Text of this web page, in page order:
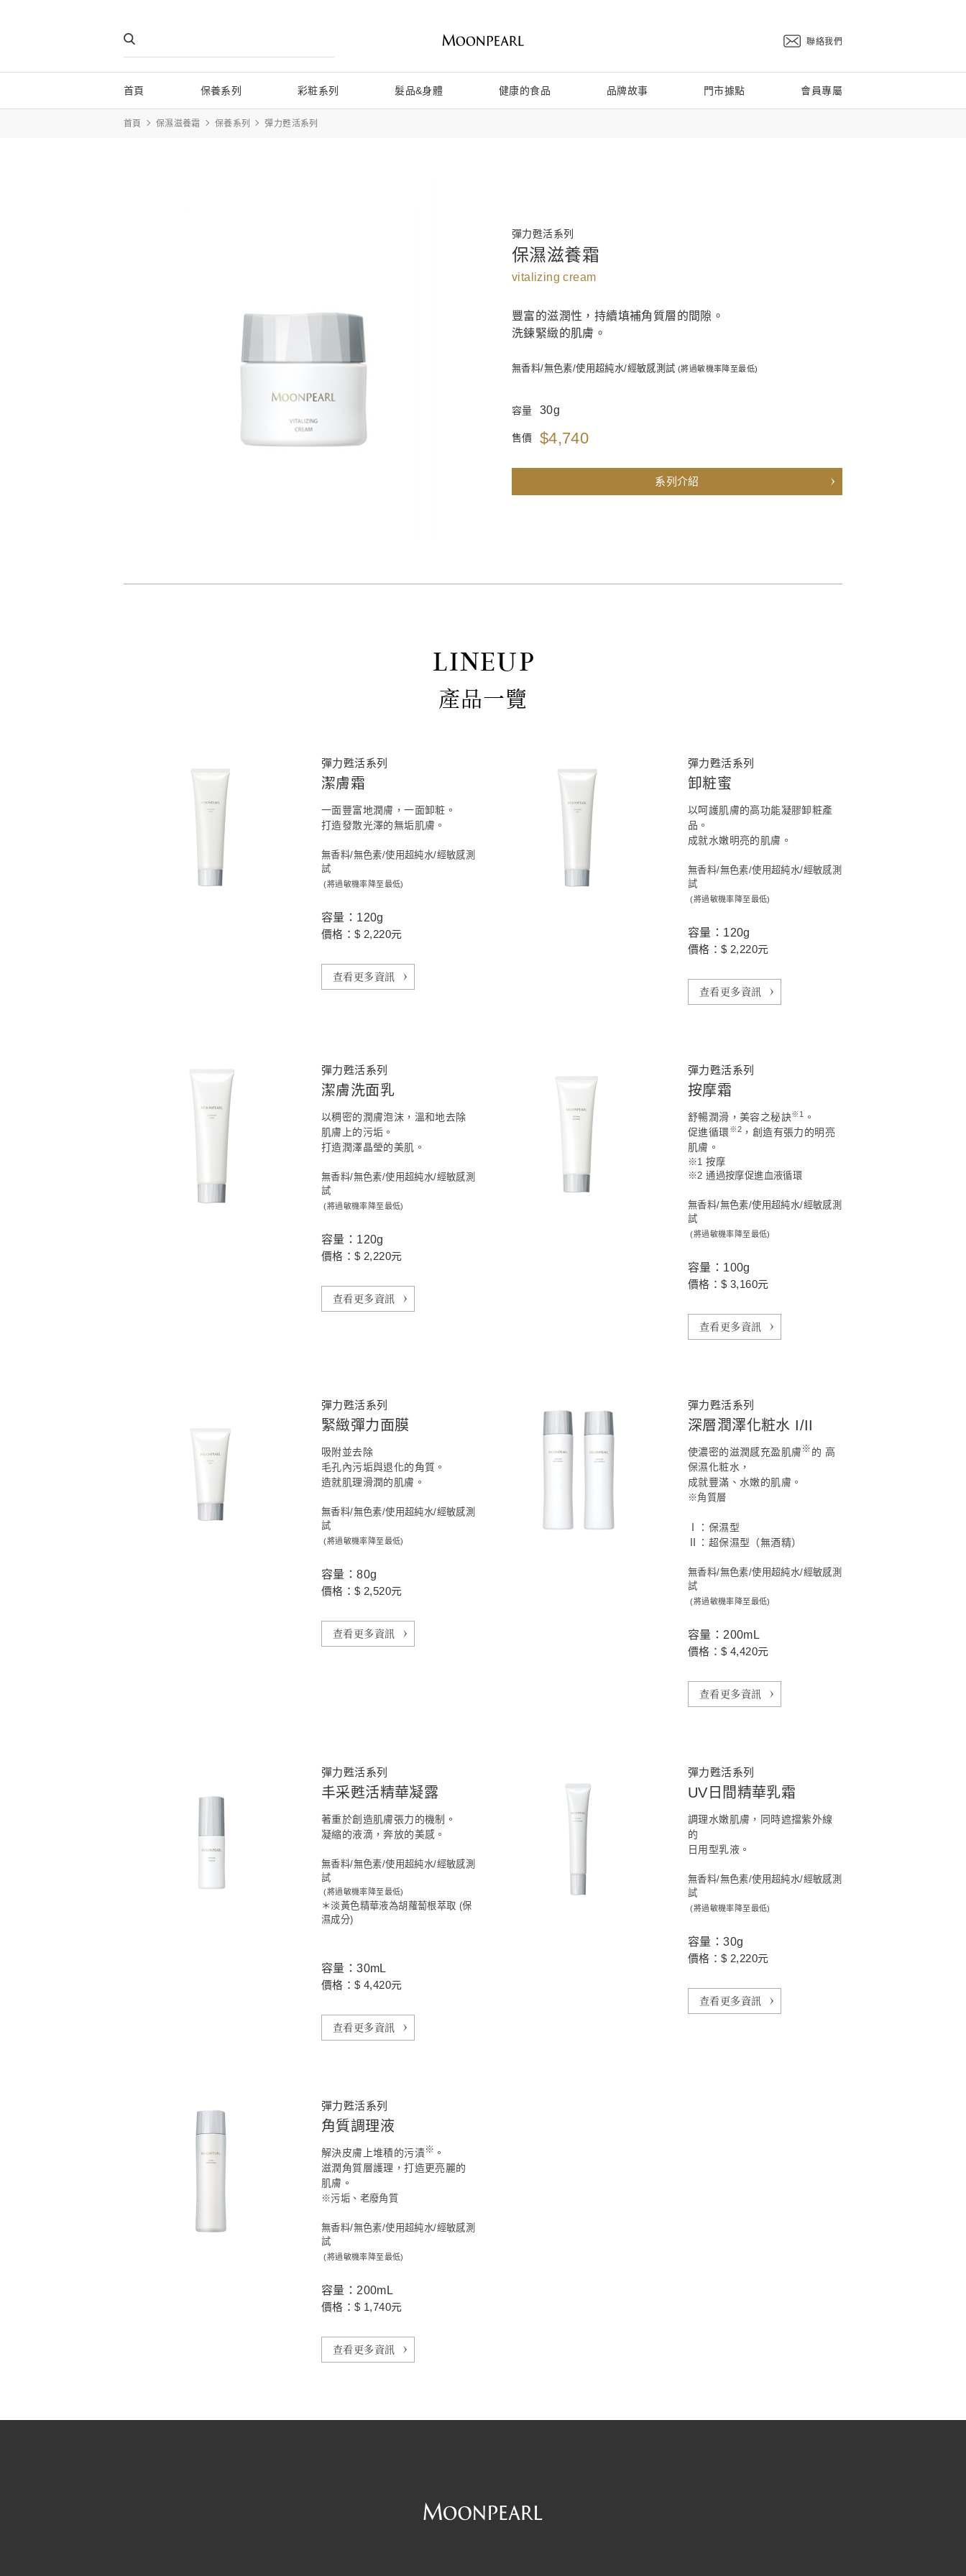
聯絡我們
首頁 保養系列 彩粧系列 髮品&身體 健康的食品 品牌故事 門市據點 會員專屬
首頁 保濕滋養霜 保養系列 彈力甦活系列
彈力甦活系列
保濕滋養霜
vitalizing cream
豐富的滋潤性，持續填補角質層的間隙。
洗鍊緊緻的肌膚。
無香料/無色素/使用超純水/經敏感測試 (將過敏機率降至最低)
容量 30g
售價 $4,740
系列介紹
LINEUP
產品一覽
彈力甦活系列
潔膚霜
一面豐富地潤膚，一面卸粧。
打造發散光澤的無垢肌膚。
無香料/無色素/使用超純水/經敏感測
試
(將過敏機率降至最低)
容量：120g
價格：$ 2,220元
查看更多資訊
彈力甦活系列
卸粧蜜
以呵護肌膚的高功能凝膠卸粧產
品。
成就水嫩明亮的肌膚。
無香料/無色素/使用超純水/經敏感測
試
(將過敏機率降至最低)
容量：120g
價格：$ 2,220元
查看更多資訊
彈力甦活系列
潔膚洗面乳
以稠密的潤膚泡沫，溫和地去除
肌膚上的污垢。
打造潤澤晶瑩的美肌。
無香料/無色素/使用超純水/經敏感測
試
(將過敏機率降至最低)
容量：120g
價格：$ 2,220元
查看更多資訊
彈力甦活系列
按摩霜
舒暢潤滑，美容之秘訣※1
。
促進循環 ※2 ，創造有張力的明亮
肌膚。
※1 按摩
※2 通過按摩促進血液循環
無香料/無色素/使用超純水/經敏感測
試
(將過敏機率降至最低)
容量：100g
價格：$ 3,160元
查看更多資訊
彈力甦活系列
緊緻彈力面膜
吸附並去除
毛孔內污垢與退化的角質。
造就肌理滑潤的肌膚。
無香料/無色素/使用超純水/經敏感測
試
(將過敏機率降至最低)
容量：80g
價格：$ 2,520元
查看更多資訊
彈力甦活系列
深層潤澤化粧水 I/II
使濃密的滋潤感充盈肌膚 ※ 的 高
保濕化粧水，
成就豐滿、水嫩的肌膚。
※角質層
Ⅰ：保濕型
Ⅱ：超保濕型（無酒精）
無香料/無色素/使用超純水/經敏感測
試
(將過敏機率降至最低)
容量：200mL
價格：$ 4,420元
查看更多資訊
彈力甦活系列
丰采甦活精華凝露
著重於創造肌膚張力的機制。
凝縮的液滴，奔放的美感。
無香料/無色素/使用超純水/經敏感測
試
(將過敏機率降至最低)
＊淡黃色精華液為胡蘿蔔根萃取 (保
濕成分)
容量：30mL
價格：$ 4,420元
查看更多資訊
彈力甦活系列
UV日間精華乳霜
調理水嫩肌膚，同時遮擋紫外線
的
日用型乳液。
無香料/無色素/使用超純水/經敏感測
試
(將過敏機率降至最低)
容量：30g
價格：$ 2,220元
查看更多資訊
彈力甦活系列
角質調理液
解決皮膚上堆積的污漬※ 。
滋潤角質層護理，打造更亮麗的
肌膚。
※污垢、老廢角質
無香料/無色素/使用超純水/經敏感測
試
(將過敏機率降至最低)
容量：200mL
價格：$ 1,740元
查看更多資訊